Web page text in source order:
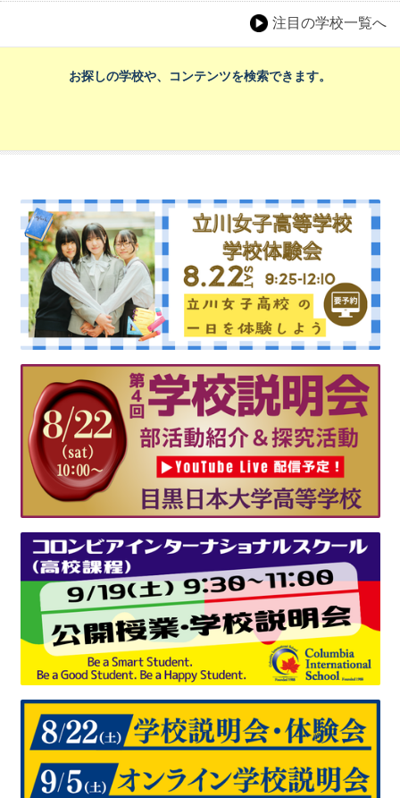
注目の学校一覧へ
お探しの学校や、コンテンツを検索できます。